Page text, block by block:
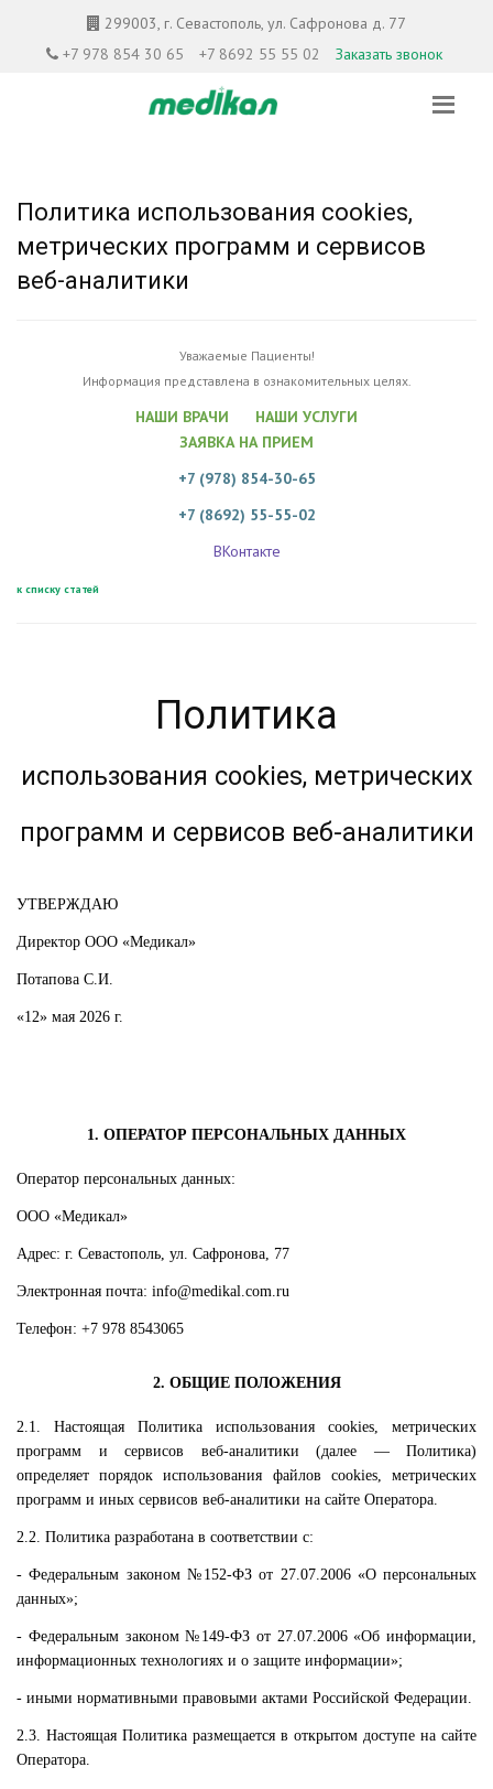
299003, г. Севастополь, ул. Сафронова д. 77
+7 978 854 30 65
+7 8692 55 55 02 Заказать звонок
Политика использования cookies,
метрических программ и сервисов
веб-аналитики
Уважаемые Пациенты!
Информация представлена в ознакомительных целях.
НАШИ ВРАЧИ
НАШИ УСЛУГИ
ЗАЯВКА НА ПРИЕМ
+7 (978) 854-30-65
+7 (8692) 55-55-02
ВКонтакте
к списку статей
Политика
использования cookies, метрических
программ и сервисов веб-аналитики
УТВЕРЖДАЮ
Директор ООО «Медикал»
Потапова С.И.
«12» мая 2026 г.
1. ОПЕРАТОР ПЕРСОНАЛЬНЫХ ДАННЫХ
Оператор персональных данных:
ООО «Медикал»
Адрес: г. Севастополь, ул. Сафронова, 77
Электронная почта: info@medikal.com.ru
Телефон: +7 978 8543065
2. ОБЩИЕ ПОЛОЖЕНИЯ
2.1. Настоящая Политика использования cookies, метрических
программ и сервисов веб-аналитики (далее — Политика)
определяет порядок использования файлов cookies, метрических
программ и иных сервисов веб-аналитики на сайте Оператора.
2.2. Политика разработана в соответствии с:
- Федеральным законом №152-ФЗ от 27.07.2006 «О персональных
данных»;
- Федеральным законом №149-ФЗ от 27.07.2006 «Об информации,
информационных технологиях и о защите информации»;
- иными нормативными правовыми актами Российской Федерации.
2.3. Настоящая Политика размещается в открытом доступе на сайте
Оператора.